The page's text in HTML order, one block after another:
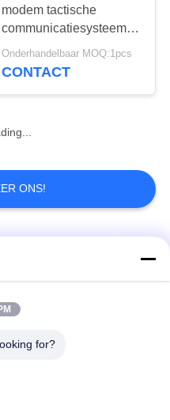
modem tactische
communicatiesysteem
van FDD Cofdm IP het
radio -
Onderhandelbaar MOQ:1pcs
CONTACT
ONS!
De draadloze
COFDM
for?